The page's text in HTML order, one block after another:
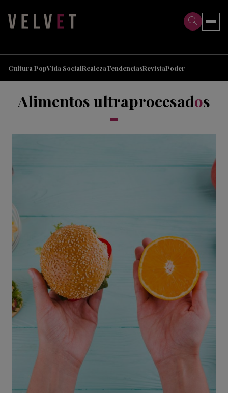
Cultura PopVida SocialRealezaTendenciasRevistaPoder
Alimentos ultraprocesados